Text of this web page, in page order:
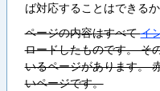
ば対応することはできるか
ページの内容はすべてイ
ロードしたものです。 そ
いるページがあります。
いページです。